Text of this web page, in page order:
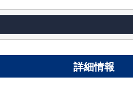
詳細情報